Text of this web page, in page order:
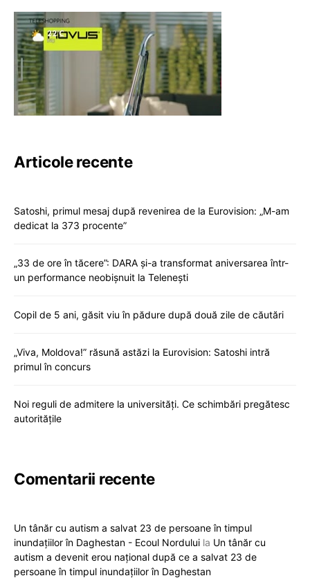
Articole recente
Satoshi, primul mesaj după revenirea de la Eurovision: „M-am
dedicat la 373 procente”
„33 de ore în tăcere”: DARA și-a transformat aniversarea într-
un performance neobișnuit la Telenești
Copil de 5 ani, găsit viu în pădure după două zile de căutări
„Viva, Moldova!” răsună astăzi la Eurovision: Satoshi intră
primul în concurs
Noi reguli de admitere la universități. Ce schimbări pregătesc
autoritățile
Comentarii recente
Un tânăr cu autism a salvat 23 de persoane în timpul
inundațiilor în Daghestan - Ecoul Nordului la Un tânăr cu
autism a devenit erou național după ce a salvat 23 de
persoane în timpul inundațiilor în Daghestan